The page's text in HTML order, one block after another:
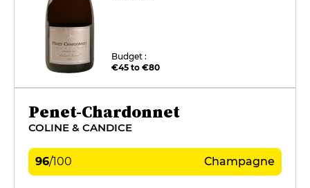
Budget :
€45 to €80
Penet-Chardonnet
COLINE & CANDICE
96/100 Champagne